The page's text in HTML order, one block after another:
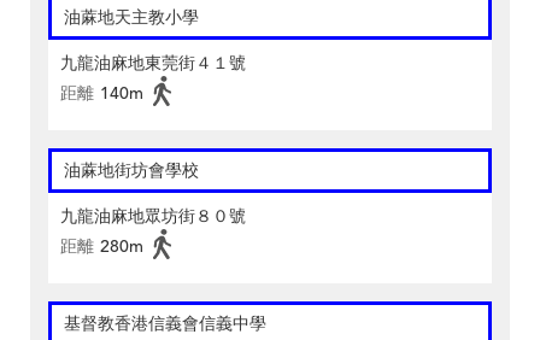
油蔴地天主教小學
九龍油麻地東莞街４１號
距離 140m
油蔴地街坊會學校
九龍油麻地眾坊街８０號
距離 280m
基督教香港信義會信義中學